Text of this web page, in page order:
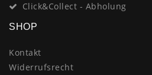
Click&Collect - Abholung
SHOP
Kontakt
Widerrufsrecht